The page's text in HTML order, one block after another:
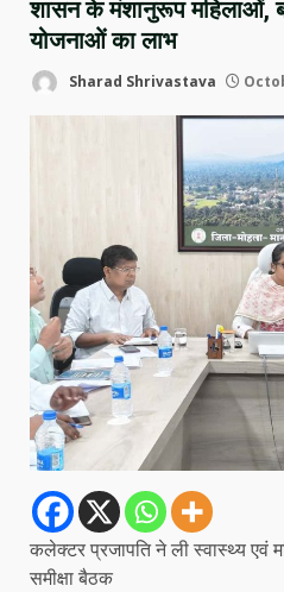
शासन के मंशानुरूप महिलाओं,
योजनाओं का लाभ
Sharad Shrivastava
कलेक्टर प्रजापति ने ली स्वास्थ्य एवं
समीक्षा बैठक